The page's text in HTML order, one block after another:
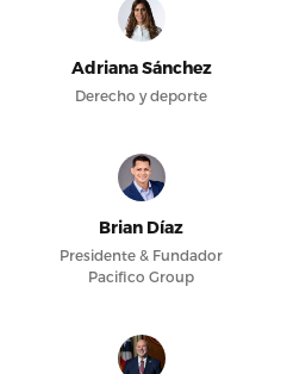
Adriana Sánchez
Derecho y deporte
Brian Díaz
Presidente & Fundador
Pacifico Group